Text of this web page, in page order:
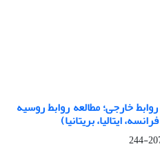
خارجی؛ مطالعه روابط روسیه
ایتالیا، بریتانیا)
207-